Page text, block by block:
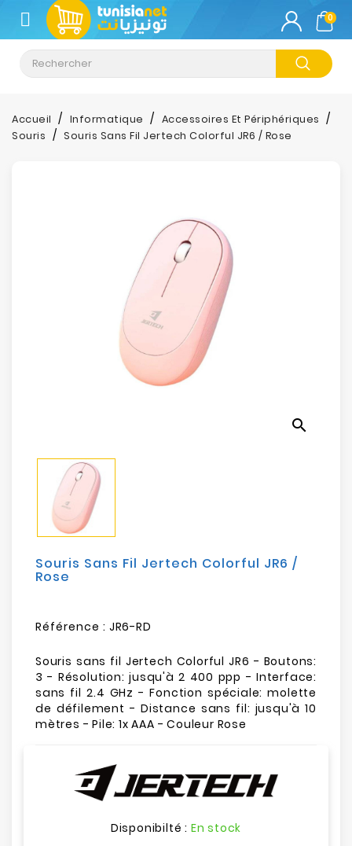
CATÉGORIE
Climatisation
Informatique
Sécurité
Mobilités
0
Accueil Informatique
Accessoires Et Périphériques
Souris
Souris Sans Fil Jertech Colorful JR6 / Rose
search
Souris Sans Fil Jertech Colorful JR6 /
Rose
Référence : JR6-RD
Souris sans fil Jertech Colorful JR6 - Boutons:
3 - Résolution: jusqu'à 2 400 ppp - Interface:
sans fil 2.4 GHz - Fonction spéciale: molette
de défilement - Distance sans fil: jusqu'à 10
mètres - Pile: 1x AAA - Couleur Rose
Disponibilté : En stock